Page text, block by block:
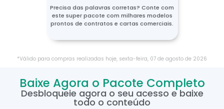
Precisa das palavras corretas? Conte com
este super pacote com milhares modelos
prontos de contratos e cartas comerciais.
*Válido para compras realizadas hoje, sexta-feira, 07 de agosto de 2026
Baixe Agora o Pacote Completo
Desbloqueie agora o seu acesso e baixe
todo o conteúdo